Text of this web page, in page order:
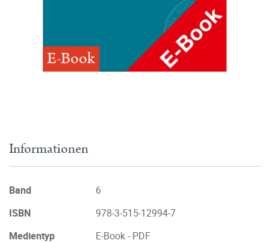
E-Book
Informationen
Band
6
ISBN
978-3-515-12994-7
Medientyp
E-Book - PDF